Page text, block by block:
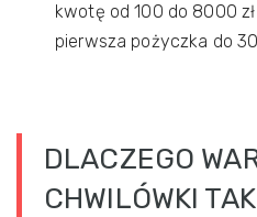
kwotę od 100 do 8000
pierwsza pożyczka do
DLACZEGO
CHWILÓWKI